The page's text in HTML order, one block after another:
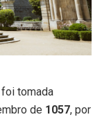
foi tomada
de 1057, por